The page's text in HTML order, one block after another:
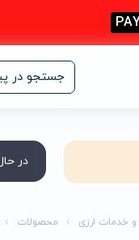
جستجو در
در
و خدمات ارزی محصولات